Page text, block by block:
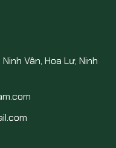
Vân, Hoa Lư, Ninh